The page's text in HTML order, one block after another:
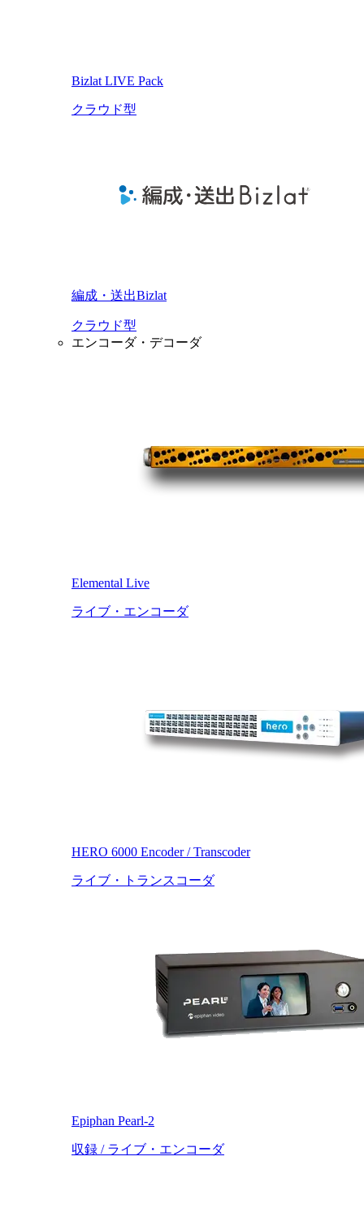
Bizlat LIVE Pack
クラウド型
編成・送出Bizlat
クラウド型
エンコーダ・デコーダ
Elemental Live
ライブ・エンコーダ
HERO 6000 Encoder / Transcoder
ライブ・トランスコーダ
Epiphan Pearl-2
収録 / ライブ・エンコーダ